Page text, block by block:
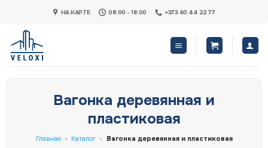
content
НА КАРТЕ 08:00 - 18:00 +373 60 44 22 77
Вагонка деревянная и
пластиковая
Главная » Каталог » Вагонка деревянная и пластиковая